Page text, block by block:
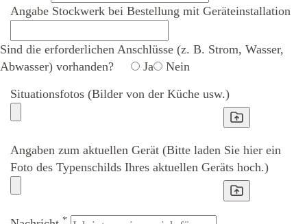
Angabe Stockwerk bei Bestellung mit Geräteinstallation
Sind die erforderlichen Anschlüsse (z. B. Strom, Wasser,
Abwasser) vorhanden?
Ja
Nein
Situationsfotos (Bilder von der Küche usw.)
Angaben zum aktuellen Gerät (Bitte laden Sie hier ein
Foto des Typenschilds Ihres aktuellen Geräts hoch.)
*